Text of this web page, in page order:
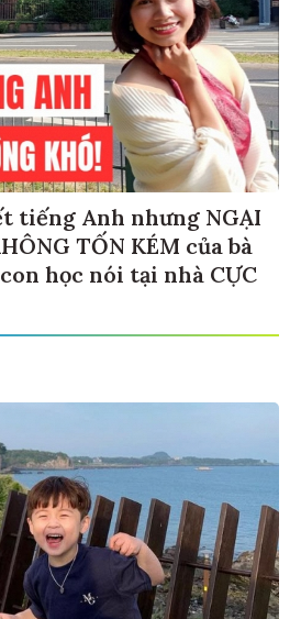
tiếng Anh nhưng NGẠI
TỐN KÉM của bà
học nói tại nhà CỰC